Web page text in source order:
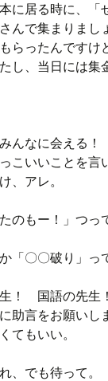
に居る時に、「
んで集まりまし
らったんですけ
し、当日には集
みんなに会える
こいいことを言
、アレ。
たのもー！」つ
「〇〇破り」
！ 国語の先生
助言をお願い
てもいい。
、でも待って。